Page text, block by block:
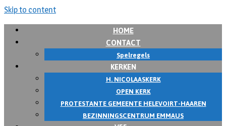
Skip to content
HOME
CONTACT
Spelregels
KERKEN
H. NICOLAASKERK
OPEN KERK
PROTESTANTE GEMEENTE HELEVOIRT-HAAREN
BEZINNINGSCENTRUM EMMAUS